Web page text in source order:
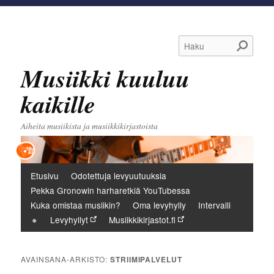
Haku
Musiikki kuuluu
kaikille
Aiheita musiikista ja musiikkikirjastoista
Päävalikko
Etusivu
Odotettuja levyuutuuksia
Pekka Gronowin harharetkiä YouTubessa
Kuka omistaa musiikin?
Oma levyhylly
Intervalli
Levyhyllyt
Musiikkikirjastot.fi
AVAINSANA-ARKISTO:STRIIMIPALVELUT